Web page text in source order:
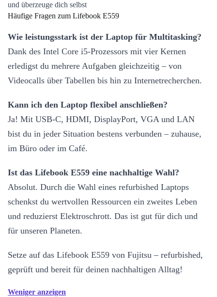
und überzeuge dich selbst
Häufige Fragen zum Lifebook E559
Wie leistungsstark ist der Laptop für Multitasking?
Dank des Intel Core i5-Prozessors mit vier Kernen
erledigst du mehrere Aufgaben gleichzeitig – von
Videocalls über Tabellen bis hin zu Internetrecherchen.
Kann ich den Laptop flexibel anschließen?
Ja! Mit USB-C, HDMI, DisplayPort, VGA und LAN
bist du in jeder Situation bestens verbunden – zuhause,
im Büro oder im Café.
Ist das Lifebook E559 eine nachhaltige Wahl?
Absolut. Durch die Wahl eines refurbished Laptops
schenkst du wertvollen Ressourcen ein zweites Leben
und reduzierst Elektroschrott. Das ist gut für dich und
für unseren Planeten.
Setze auf das Lifebook E559 von Fujitsu – refurbished,
geprüft und bereit für deinen nachhaltigen Alltag!
Weniger anzeigen